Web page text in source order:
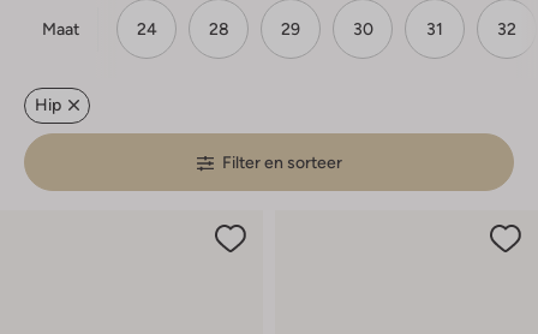
Maat 24 28 29 30 31 32
Hip
Filter en sorteer